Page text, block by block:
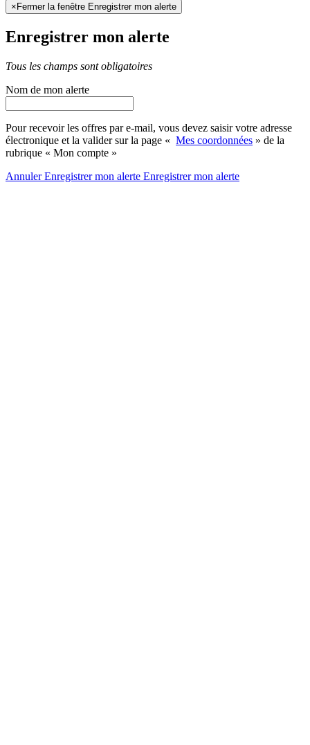
× Fermer la fenêtre Enregistrer mon alerte
Enregistrer mon alerte
Tous les champs sont obligatoires
Nom de mon alerte
Pour recevoir les offres par e-mail, vous devez saisir votre adresse
électronique et la valider sur la page « Mes coordonnées » de la
rubrique « Mon compte »
AnnulerEnregistrer mon alerte Enregistrermon alerte